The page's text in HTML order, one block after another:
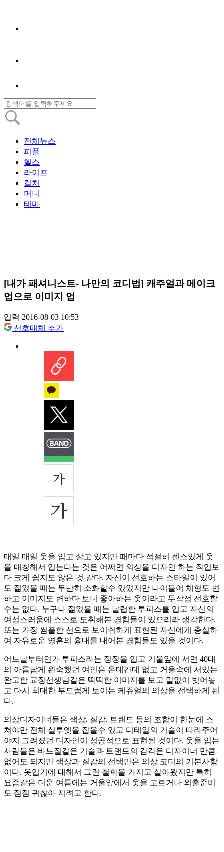
전체뉴스
피플
헬스
라이프
컬처
머니
테마
[내가 패셔니스트- 나만의 코디법] 캐주얼과 메이크
업으로 이미지 업
입력 2016-08-03 10:53
선호매체 추가
매일 매일 옷을 입고 살고 있지만 때마다 적절히 센스있게 옷
을 매칭해서 입는다는 것은 어쩌면 의상을 디자인 하는 작업보
다 크게 쉽지도 않은 것 같다. 자신이 선호하는 스타일이 있어
도 젊었을 때는 무난히 소화할수 있었지만 나이들어 체형도 변
하고 이미지도 변하다 보니 좋아하는 옷이라고 무작정 선호할
수는 없다. 누구나 젊었을 때는 날렵한 투피스를 입고 자신의
여성스러움에 스스로 도취해본 경험들이 있으리라 생각한다.
또는 가장 씸플한 선으로 보이쉬하게 표현된 자신에게 충실하
여 자유로운 영혼의 흉내를 내어본 경험들도 있을 것이다.
어느날부터인가 투피스라는 정장을 입고 거울앞에 서면 40대
의 아름답게 완숙했던 여인은 온데간데 없고 거울속에 서있는
완고한 교장선생님같은 딱딱한 이미지를 보고 말없이 벗어놓
고 다시 최대한 부드럽게 보이는 케쥬얼의 의상을 선택하게 된
다.
의상디자이너들은 색상, 질감, 트랜드 등의 조합이 한눈에 스
쳐야만 전체 실루엣을 잡을수 있고 디테일의 기술이 따라주어
야지 그려졌던 디자인이 성공적으로 표현될 것이다. 옷을 입는
사람들은 바느질같은 기술과 트랜드의 감각은 디자이너 만큼
없어도 되지만 색상과 질감의 선택만은 의상 코디의 기본사항
이다. 옷입기에 대해서 그런 철학을 가지고 살아왔지만 특히
요즘같은 더운 여름에는 거울앞에서 옷을 고르거나 외출준비
도 점점 귀찮아 지려고 한다.